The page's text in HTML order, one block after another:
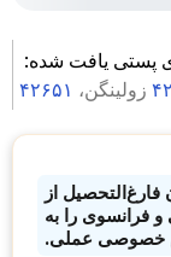
پستی یافت شده:
۴۲۶۵۱ زولینگن،
فارغ‌التحصیل از
و فرانسوی را به
خصوصی عملی.